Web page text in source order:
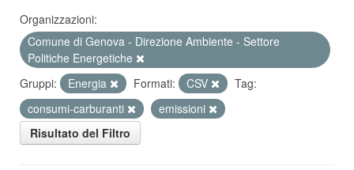
Organizzazioni:
Comune di Genova - Direzione Ambiente - Settore
Politiche Energetiche
Gruppi:
Energia Formati: CSV
Tag:
consumi-carburanti
emissioni
Risultato del Filtro